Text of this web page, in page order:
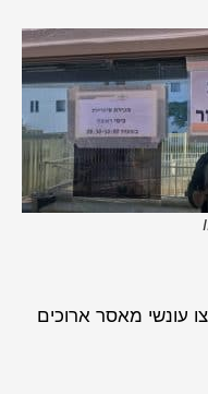
עונשי מאסר ארוכים